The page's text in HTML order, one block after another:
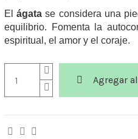
Elágata se considera una
equilibrio. Fomenta la
espiritual, el amor y el coraje.
Agregar